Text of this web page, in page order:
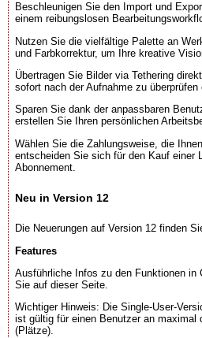
Beschleunigen Sie den Import und
einem reibungslosen
Nutzen Sie die vielfältige Palette an
und Farbkorrektur, um Ihre kreative
Übertragen Sie Bilder via Tethering
sofort nach der Aufnahme zu überprüfen
Sparen Sie dank der anpassbaren
erstellen Sie Ihren persönlichen
Wählen Sie die Zahlungsweise, die
entscheiden Sie sich für den Kauf einer
Abonnement.
Neu in Version 12
Die Neuerungen auf Version 12 finden
Features
Ausführliche Infos zu den Funktionen in
Sie auf dieser Seite.
Wichtiger Hinweis: Die Single-User-
ist gültig für einen Benutzer an maximal
(Plätze).